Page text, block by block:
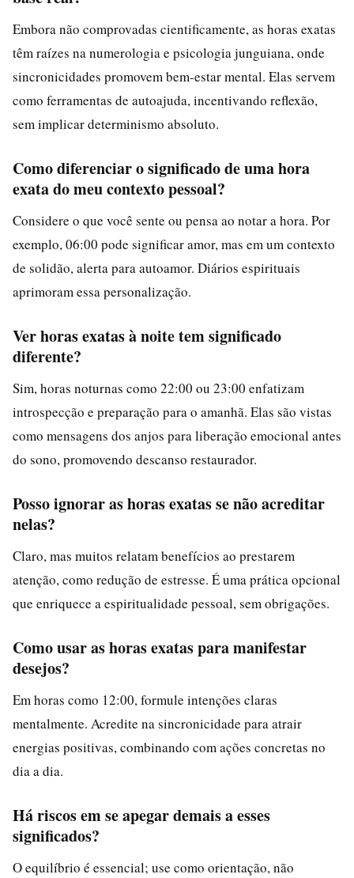
Embora não comprovadas cientificamente, as horas exatas
têm raízes na numerologia e psicologia junguiana, onde
sincronicidades promovem bem-estar mental. Elas servem
como ferramentas de autoajuda, incentivando reflexão,
sem implicar determinismo absoluto.
Como diferenciar o significado de uma hora
exata do meu contexto pessoal?
Considere o que você sente ou pensa ao notar a hora. Por
exemplo, 06:00 pode significar amor, mas em um contexto
de solidão, alerta para autoamor. Diários espirituais
aprimoram essa personalização.
Ver horas exatas à noite tem significado
diferente?
Sim, horas noturnas como 22:00 ou 23:00 enfatizam
introspecção e preparação para o amanhã. Elas são vistas
como mensagens dos anjos para liberação emocional antes
do sono, promovendo descanso restaurador.
Posso ignorar as horas exatas se não acreditar
nelas?
Claro, mas muitos relatam benefícios ao prestarem
atenção, como redução de estresse. É uma prática opcional
que enriquece a espiritualidade pessoal, sem obrigações.
Como usar as horas exatas para manifestar
desejos?
Em horas como 12:00, formule intenções claras
mentalmente. Acredite na sincronicidade para atrair
energias positivas, combinando com ações concretas no
dia a dia.
Há riscos em se apegar demais a esses
significados?
O equilíbrio é essencial; use como orientação, não